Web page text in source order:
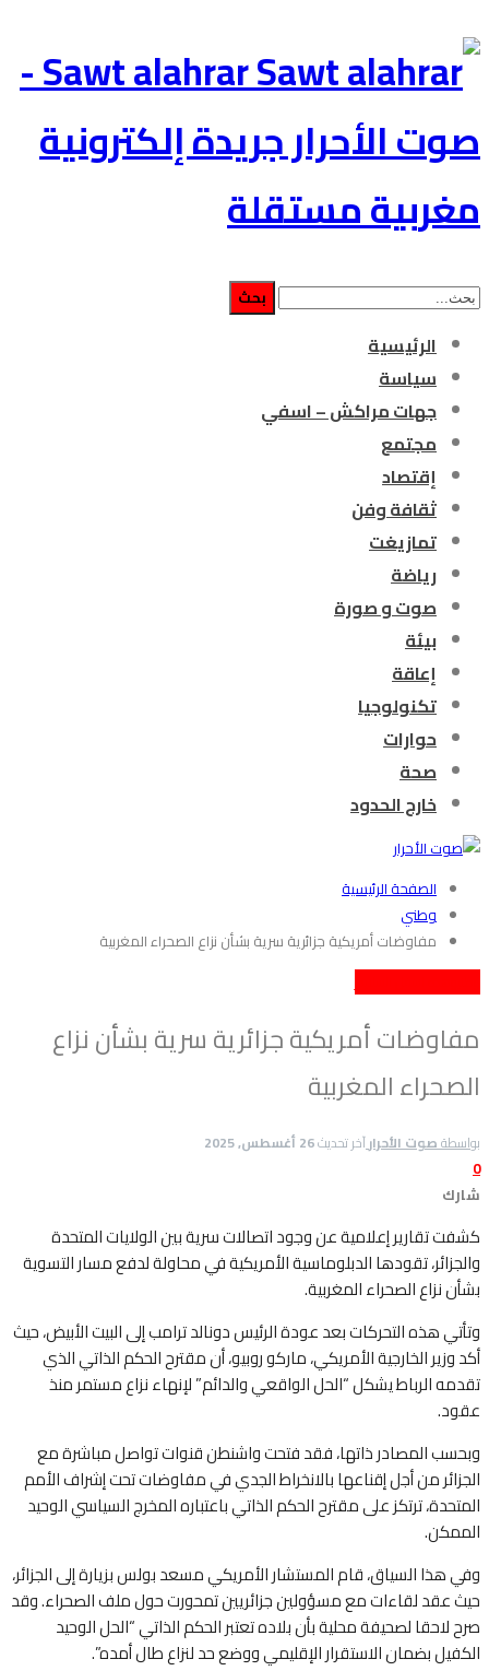
Sawt alahrar -
صوت الأحرار جريدة إلكترونية
مغربية مستقلة
الرئيسية
سياسة
جهات مراكش – اسفي
مجتمع
إقتصاد
ثقافة وفن
تمازيغت
رياضة
صوت و صورة
بيئة
إعاقة
تكنولوجيا
حوارات
صحة
خارج الحدود
الصفحة الرئيسية
وطني
مفاوضات أمريكية جزائرية سرية بشأن نزاع الصحراء المغربية
مفاوضات أمريكية جزائرية سرية بشأن نزاع
الصحراء المغربية
بواسطةصوت الأحرارآخر تحديث26 أغسطس, 2025
0
شارك
كشفت تقارير إعلامية عن وجود اتصالات سرية بين الولايات المتحدة
والجزائر، تقودها الدبلوماسية الأمريكية في محاولة لدفع مسار التسوية
بشأن نزاع الصحراء المغربية.
وتأتي هذه التحركات بعد عودة الرئيس دونالد ترامب إلى البيت الأبيض، حيث
أكد وزير الخارجية الأمريكي، ماركو روبيو، أن مقترح الحكم الذاتي الذي
تقدمه الرباط يشكل “الحل الواقعي والدائم” لإنهاء نزاع مستمر منذ
عقود.
وبحسب المصادر ذاتها، فقد فتحت واشنطن قنوات تواصل مباشرة مع
الجزائر من أجل إقناعها بالانخراط الجدي في مفاوضات تحت إشراف الأمم
المتحدة، ترتكز على مقترح الحكم الذاتي باعتباره المخرج السياسي الوحيد
الممكن.
وفي هذا السياق، قام المستشار الأمريكي مسعد بولس بزيارة إلى الجزائر،
حيث عقد لقاءات مع مسؤولين جزائريين تمحورت حول ملف الصحراء. وقد
صرح لاحقا لصحيفة محلية بأن بلاده تعتبر الحكم الذاتي “الحل الوحيد
الكفيل بضمان الاستقرار الإقليمي ووضع حد لنزاع طال أمده”.